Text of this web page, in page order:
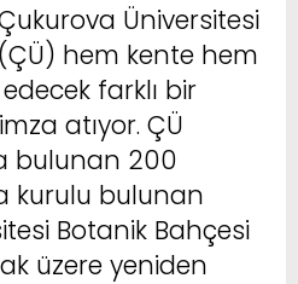
Üniversitesi
(ÇÜ) hem kente hem
farklı bir
atıyor. ÇÜ
bulunan 200
kurulu bulunan
Botanik Bahçesi
üzere yeniden